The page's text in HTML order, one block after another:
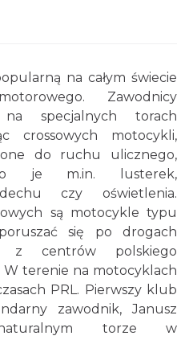
na całym świecie
Zawodnicy
specjalnych torach
crossowych motocykli,
do ruchu ulicznego,
je m.in. lusterek,
czy oświetlenia.
są motocykle typu
się po drogach
z centrów polskiego
W terenie na motocyklach
PRL. Pierwszy klub
zawodnik, Janusz
torze w